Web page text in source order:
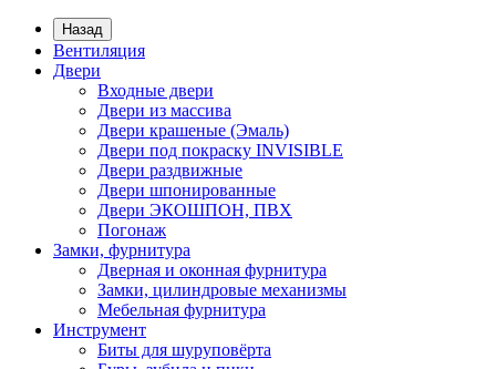
Назад
Вентиляция
Двери
Входные двери
Двери из массива
Двери крашеные (Эмаль)
Двери под покраску INVISIBLE
Двери раздвижные
Двери шпонированные
Двери ЭКОШПОН, ПВХ
Погонаж
Замки, фурнитура
Дверная и оконная фурнитура
Замки, цилиндровые механизмы
Мебельная фурнитура
Инструмент
Биты для шуруповёрта